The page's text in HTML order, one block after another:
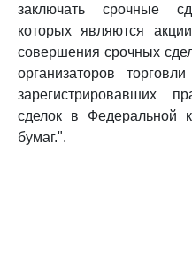
заключать срочные
которых являются
совершения срочных
организаторов
зарегистрировавших
сделок в Федеральной
бумаг.".